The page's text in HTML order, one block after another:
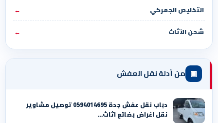
التخليص الجمركي
←
شحن الأثاث
←
▣ من أدلة نقل العفش
دباب نقل عفش جدة 0594014695 توصيل مشاوير
نقل اغراض بضائع اثاث…